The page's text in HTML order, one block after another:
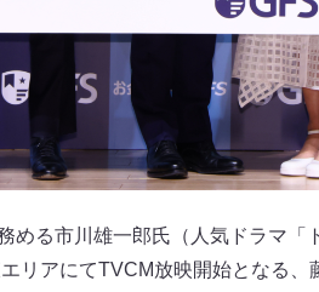
める市川雄一郎氏（人気ドラマ
リアにてTVCM放映開始となる